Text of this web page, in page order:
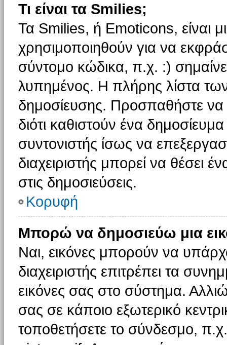
Τι είναι τα Smilies;
Τα Smilies, ή Emoticons, είναι
χρησιμοποιηθούν για να
σύντομο κώδικα, π.χ. :)
λυπημένος. Η πλήρης λίστα των
δημοσίευσης. Προσπαθήστε να
διότι καθιστούν ένα
συντονιστής ίσως να
διαχειριστής μπορεί να θέσει
στις δημοσιεύσεις.
Κορυφή
Μπορώ να δημοσιεύω μια
Ναι, εικόνες μπορούν να
διαχειριστής επιτρέπει τα
εικόνες σας στο σύστημα.
σας σε κάποιο εξωτερικό
τοποθετήσετε το σύνδεσμο,